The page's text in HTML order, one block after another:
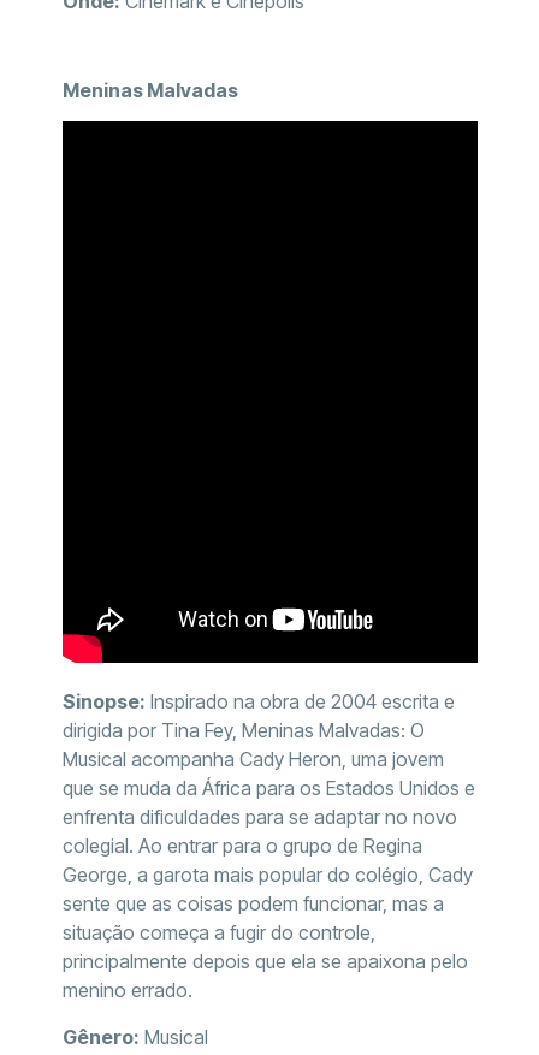
Meninas Malvadas
Sinopse: Inspirado na obra de 2004 escrita e
dirigida por Tina Fey, Meninas Malvadas: O
Musical acompanha Cady Heron, uma jovem
que se muda da África para os Estados Unidos e
enfrenta dificuldades para se adaptar no novo
colegial. Ao entrar para o grupo de Regina
George, a garota mais popular do colégio, Cady
sente que as coisas podem funcionar, mas a
situação começa a fugir do controle,
principalmente depois que ela se apaixona pelo
menino errado.
Gênero: Musical